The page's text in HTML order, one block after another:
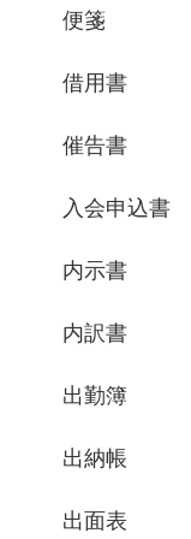
便箋
借用書
催告書
入会申込書
内示書
内訳書
出勤簿
出納帳
出面表